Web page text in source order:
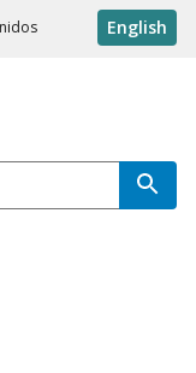
English